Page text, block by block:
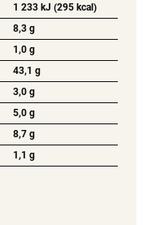
1 233 kJ (295 kcal)
8,3 g
1,0 g
43,1 g
3,0 g
5,0 g
8,7 g
1,1 g